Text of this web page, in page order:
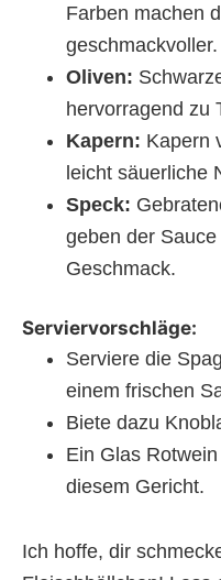
Farben machen
geschmackvoller.
Oliven:
hervorragend zu
Kapern: Kapern
leicht säuerliche
Speck:
geben der
Geschmack.
Serviervorschläge:
Serviere die
einem frischen
Biete dazu
Ein Glas
diesem Gericht.
Ich hoffe, dir